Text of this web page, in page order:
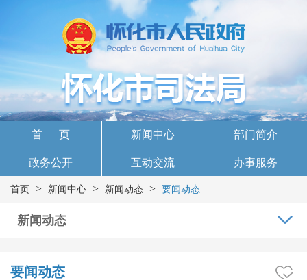
首 页 新闻中心 部门简介
政务公开 互动交流 办事服务
首页 > 新闻中心 > 新闻动态 > 要闻动态
新闻动态
要闻动态